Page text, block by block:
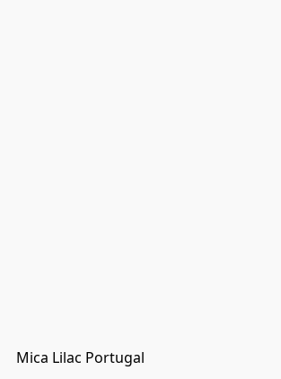
Mica Lilac Portugal